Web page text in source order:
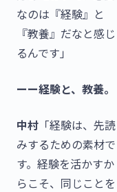
なのは『経験』と
『教養』だなと感じ
るんです」
ーー経験と、教養。
中村 「経験は、先読
みするための素材で
す。経験を活かすか
らこそ、同じことを